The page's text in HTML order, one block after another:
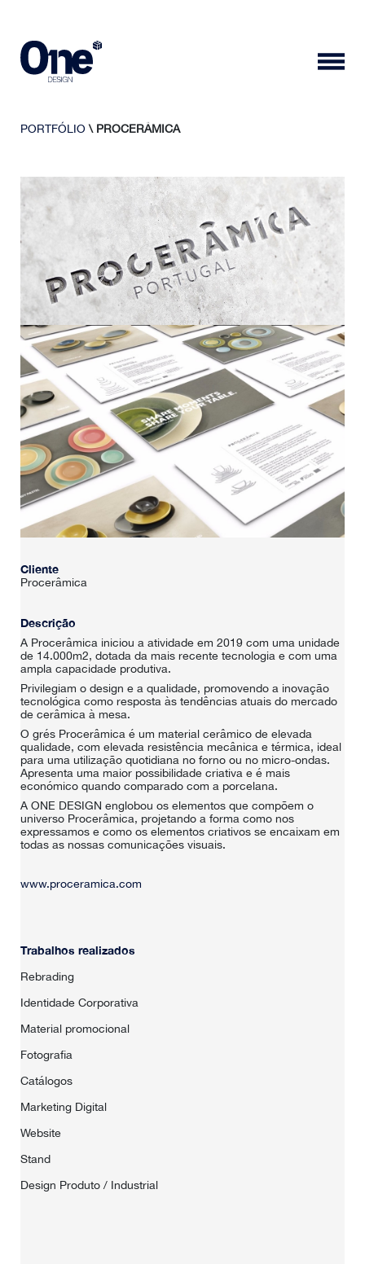
PORTFÓLIO \ PROCERÂMICA
Cliente
Procerâmica
Descrição
A Procerâmica iniciou a atividade em 2019 com uma unidade
de 14.000m2, dotada da mais recente tecnologia e com uma
ampla capacidade produtiva.
Privilegiam o design e a qualidade, promovendo a inovação
tecnológica como resposta às tendências atuais do mercado
de cerâmica à mesa.
O grés Procerâmica é um material cerâmico de elevada
qualidade, com elevada resistência mecânica e térmica, ideal
para uma utilização quotidiana no forno ou no micro-ondas.
Apresenta uma maior possibilidade criativa e é mais
económico quando comparado com a porcelana.
A ONE DESIGN englobou os elementos que compõem o
universo Procerâmica, projetando a forma como nos
expressamos e como os elementos criativos se encaixam em
todas as nossas comunicações visuais.
www.proceramica.com
Trabalhos realizados
Rebrading
Identidade Corporativa
Material promocional
Fotografia
Catálogos
Marketing Digital
Website
Stand
Design Produto / Industrial